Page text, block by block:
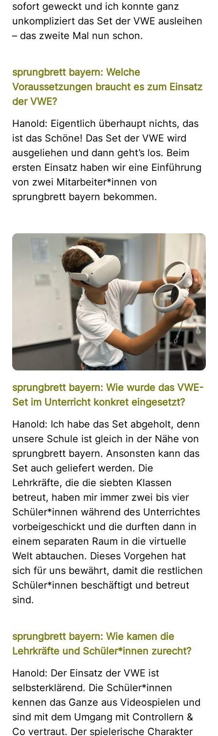
sofort geweckt und ich konnte ganz
unkompliziert das Set der VWE ausleihen
– das zweite Mal nun schon.
sprungbrett bayern: Welche
Voraussetzungen braucht es zum Einsatz
der VWE?
Hanold: Eigentlich überhaupt nichts, das
ist das Schöne! Das Set der VWE wird
ausgeliehen und dann geht’s los. Beim
ersten Einsatz haben wir eine Einführung
von zwei Mitarbeiter*innen von
sprungbrett bayern bekommen.
sprungbrett bayern: Wie wurde das VWE-
Set im Unterricht konkret eingesetzt?
Hanold: Ich habe das Set abgeholt, denn
unsere Schule ist gleich in der Nähe von
sprungbrett bayern. Ansonsten kann das
Set auch geliefert werden. Die
Lehrkräfte, die die siebten Klassen
betreut, haben mir immer zwei bis vier
Schüler*innen während des Unterrichtes
vorbeigeschickt und die durften dann in
einem separaten Raum in die virtuelle
Welt abtauchen. Dieses Vorgehen hat
sich für uns bewährt, damit die restlichen
Schüler*innen beschäftigt und betreut
sind.
sprungbrett bayern: Wie kamen die
Lehrkräfte und Schüler*innen zurecht?
Hanold: Der Einsatz der VWE ist
selbsterklärend. Die Schüler*innen
kennen das Ganze aus Videospielen und
sind mit dem Umgang mit Controllern &
Co vertraut. Der spielerische Charakter